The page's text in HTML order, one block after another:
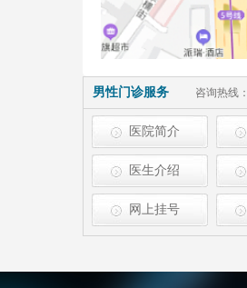
男性门诊服务 咨询热线：
医院简介
医生介绍
网上挂号